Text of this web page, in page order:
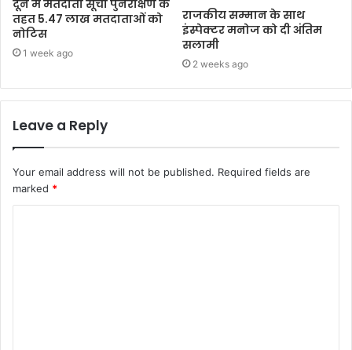
दून में मतदाता सूची पुनरीक्षण के
तहत 5.47 लाख मतदाताओं को
नोटिस
1 week ago
राजकीय सम्मान के साथ
इंस्पेक्टर मनोज को दी अंतिम
सलामी
2 weeks ago
Leave a Reply
Your email address will not be published. Required fields are
marked *